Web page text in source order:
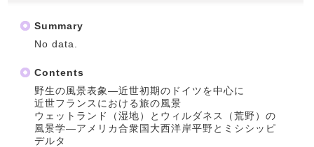
Summary
No data.
Contents
野生の風景表象―近世初期のドイツを中心に
近世フランスにおける旅の風景
ウェットランド（湿地）とウィルダネス（荒野）の
風景学―アメリカ合衆国大西洋岸平野とミシシッピ
デルタ